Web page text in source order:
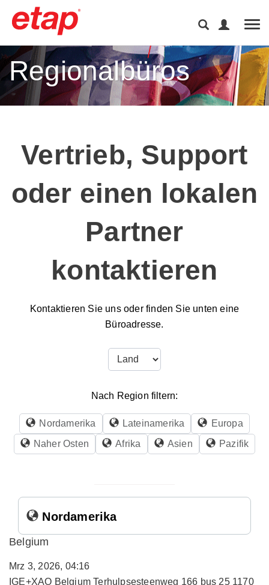
Regionalbüros
Vertrieb, Support
oder einen lokalen
Partner
kontaktieren
Kontaktieren Sie uns oder finden Sie unten eine
Büroadresse.
Nach Region filtern:
Nordamerika Lateinamerika
Europa
Naher Osten
Afrika Asien Pazifik
Nordamerika
Belgium
Mrz 3, 2026, 04:16
IGE+XAO Belgium Terhulpsesteenweg 166 bus 25 1170